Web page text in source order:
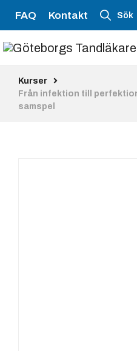
FAQ Kontakt Sök
Kurser
Från infektion till
samspel